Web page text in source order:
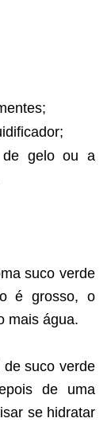
de gelo ou a
suco verde
é grosso, o
mais água.
suco verde
de uma
se hidratar